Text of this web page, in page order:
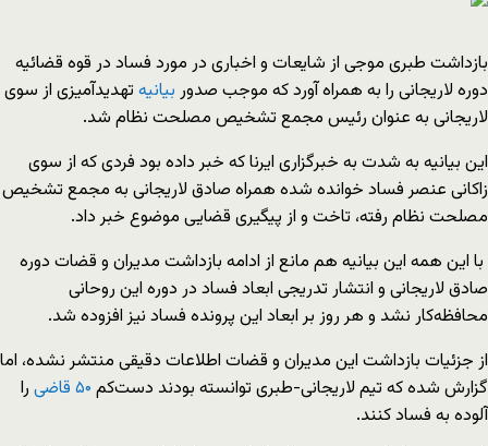
بازداشت طبری موجی از شایعات و اخباری در مورد فساد در قوه قضائیه
دوره لاریجانی را به همراه آورد که موجب صدور بیانیه تهدید‌آمیزی از سوی
لاریجانی به عنوان رئیس مجمع تشخیص مصلحت نظام شد.
این بیانیه به شدت به خبرگزاری ایرنا که خبر داده بود فردی که از سوی
زاکانی عنصر فساد خوانده شده همراه صادق لاریجانی به مجمع تشخیص
مصلحت نظام رفته، تاخت و از پیگیری قضایی موضوع خبر داد.
با این همه این بیانیه هم مانع از ادامه بازداشت مدیران و قضات دوره
صادق لاریجانی و انتشار تدریجی ابعاد فساد در دوره این روحانی
محافظه‌کار نشد و هر روز بر ابعاد این پرونده فساد نیز افزوده شد.
از جزئیات بازداشت این مدیران و قضات اطلاعات دقیقی منتشر نشده، اما
گزارش شده که تیم لاریجانی‌-‌طبری توانسته بودند دست‌کم ۵۰ قاضی را
آلوده به فساد کنند.